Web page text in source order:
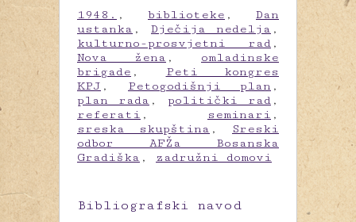
1948. , biblioteke , Dan
ustanka , Dječija nedelja ,
kulturno-prosvjetni rad ,
Nova žena , omladinske
brigade , Peti kongres
KPJ , Petogodišnji plan ,
plan rada , politički rad ,
referati , seminari ,
sreska skupština ,
Sreski
odbor AFŽa Bosanska
Gradiška , zadružni domovi
Bibliografski navod